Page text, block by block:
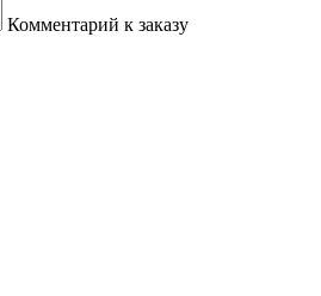
Комментарий к заказу